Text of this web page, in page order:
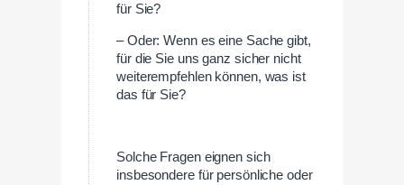
für Sie?
– Oder: Wenn es eine Sache gibt,
für die Sie uns ganz sicher nicht
weiterempfehlen können, was ist
das für Sie?
Solche Fragen eignen sich
insbesondere für persönliche oder